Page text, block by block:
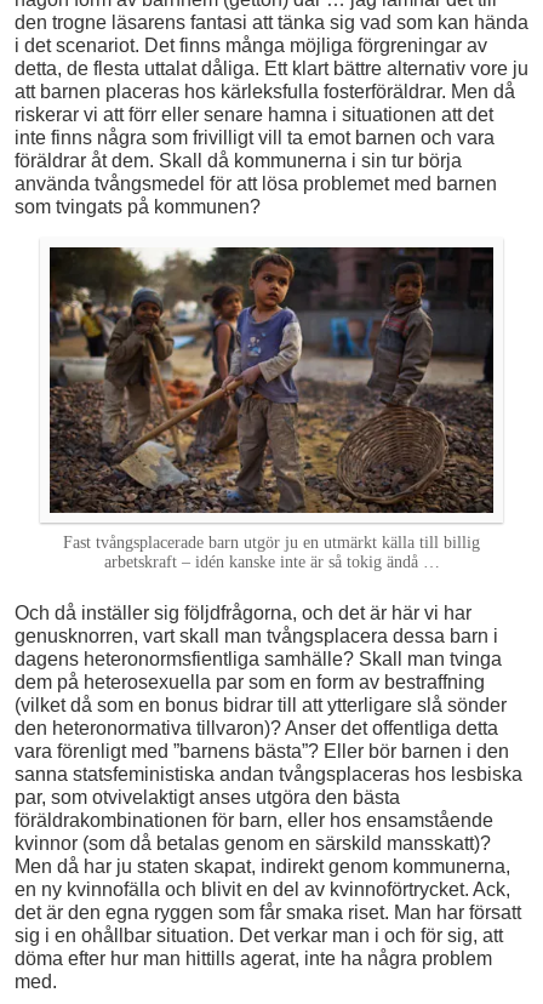
den trogne läsarens fantasi att tänka sig vad som kan hända
i det scenariot. Det finns många möjliga förgreningar av
detta, de flesta uttalat dåliga. Ett klart bättre alternativ vore ju
att barnen placeras hos kärleksfulla fosterföräldrar. Men då
riskerar vi att förr eller senare hamna i situationen att det
inte finns några som frivilligt vill ta emot barnen och vara
föräldrar åt dem. Skall då kommunerna i sin tur börja
använda tvångsmedel för att lösa problemet med barnen
som tvingats på kommunen?
Fast tvångsplacerade barn utgör ju en utmärkt källa till billig
arbetskraft – idén kanske inte är så tokig ändå …
Och då inställer sig följdfrågorna, och det är här vi har
genusknorren, vart skall man tvångsplacera dessa barn i
dagens heteronormsfientliga samhälle? Skall man tvinga
dem på heterosexuella par som en form av bestraffning
(vilket då som en bonus bidrar till att ytterligare slå sönder
den heteronormativa tillvaron)? Anser det offentliga detta
vara förenligt med ”barnens bästa”? Eller bör barnen i den
sanna statsfeministiska andan tvångsplaceras hos lesbiska
par, som otvivelaktigt anses utgöra den bästa
föräldrakombinationen för barn, eller hos ensamstående
kvinnor (som då betalas genom en särskild mansskatt)?
Men då har ju staten skapat, indirekt genom kommunerna,
en ny kvinnofälla och blivit en del av kvinnoförtrycket. Ack,
det är den egna ryggen som får smaka riset. Man har försatt
sig i en ohållbar situation. Det verkar man i och för sig, att
döma efter hur man hittills agerat, inte ha några problem
med.